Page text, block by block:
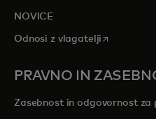
NOVICE
Odnosi z vlagatelji opens in a
PRAVNO IN
Zasebnost in odgovornost za